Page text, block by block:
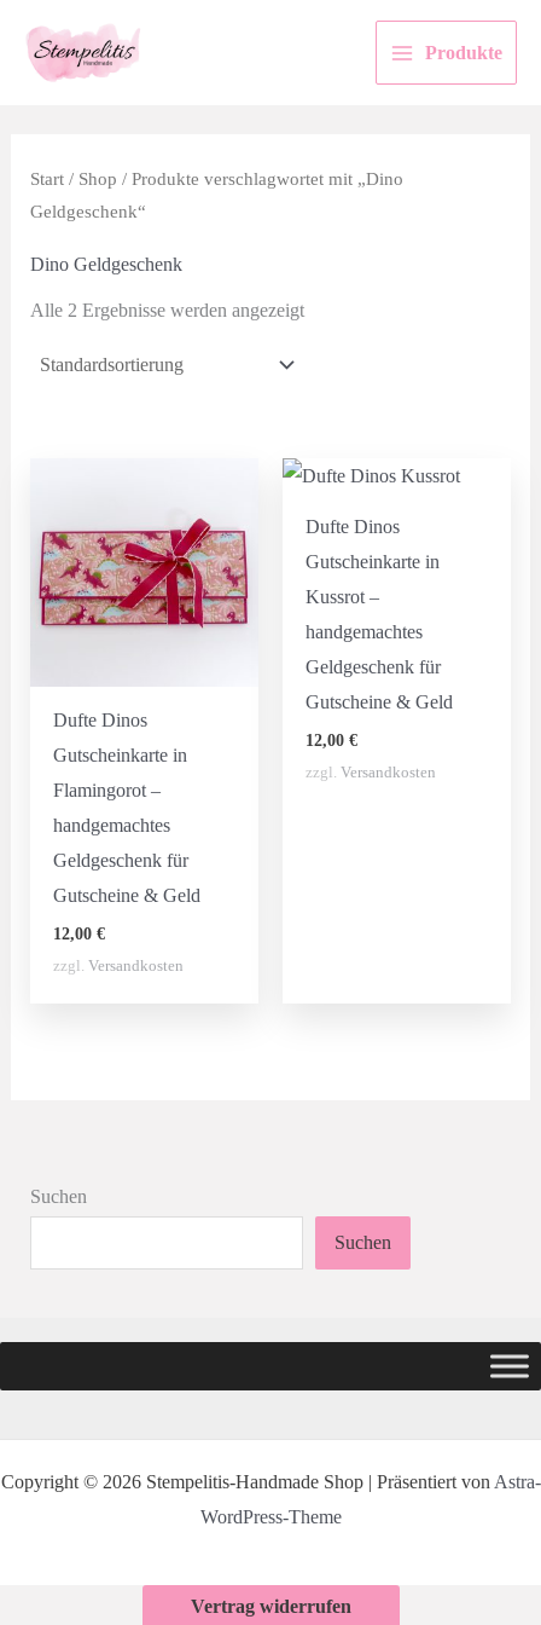
Inhalt
springen
Produkte
Start/ Shop / Produkte verschlagwortet mit „Dino
Geldgeschenk“
Dino Geldgeschenk
Alle 2 Ergebnisse werden angezeigt
Dufte Dinos
Gutscheinkarte in
Flamingorot –
handgemachtes
Geldgeschenk für
Gutscheine & Geld
12,00 €
zzgl. Versandkosten
Dufte Dinos
Gutscheinkarte in
Kussrot –
handgemachtes
Geldgeschenk für
Gutscheine & Geld
12,00€
zzgl.Versandkosten
Suchen
Suchen
Copyright © 2026 Stempelitis-Handmade Shop | Präsentiert von Astra-
WordPress-Theme
Vertrag widerrufen